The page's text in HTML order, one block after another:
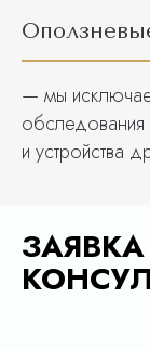
— мы
обследования
и устройства